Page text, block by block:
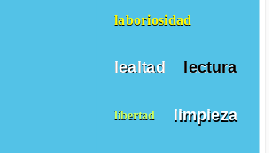
laboriosidad
lealtad lectura
libertad limpieza